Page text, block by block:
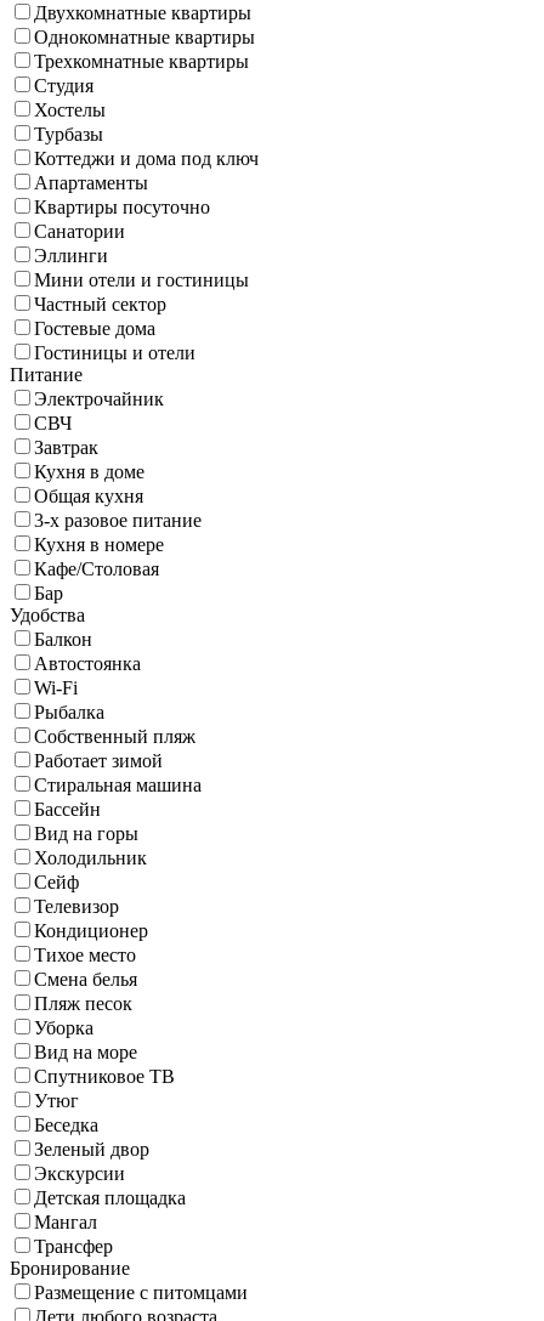
Двухкомнатные квартиры
Однокомнатные квартиры
Трехкомнатные квартиры
Студия
Хостелы
Турбазы
Коттеджи и дома под ключ
Апартаменты
Квартиры посуточно
Санатории
Эллинги
Мини отели и гостиницы
Частный сектор
Гостевые дома
Гостиницы и отели
Питание
Электрочайник
СВЧ
Завтрак
Кухня в доме
Общая кухня
3-х разовое питание
Кухня в номере
Кафе/Столовая
Бар
Удобства
Балкон
Автостоянка
Wi-Fi
Рыбалка
Собственный пляж
Работает зимой
Стиральная машина
Бассейн
Вид на горы
Холодильник
Сейф
Телевизор
Кондиционер
Тихое место
Смена белья
Пляж песок
Уборка
Вид на море
Спутниковое ТВ
Утюг
Беседка
Зеленый двор
Экскурсии
Детская площадка
Мангал
Трансфер
Бронирование
Размещение с питомцами
Дети любого возраста